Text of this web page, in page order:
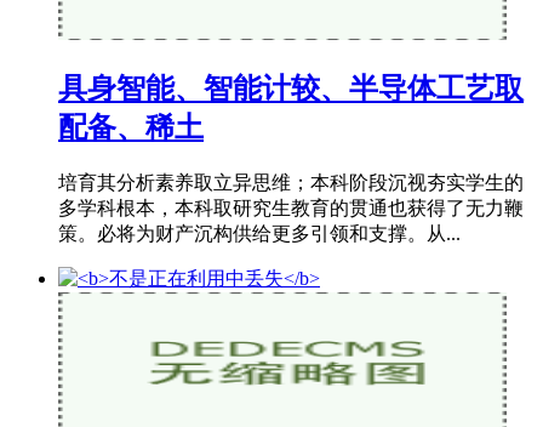
具身智能、智能计较、半导体工艺取
配备、稀土
培育其分析素养取立异思维；本科阶段沉视夯实学生的
多学科根本，本科取研究生教育的贯通也获得了无力鞭
策。必将为财产沉构供给更多引领和支撑。从...